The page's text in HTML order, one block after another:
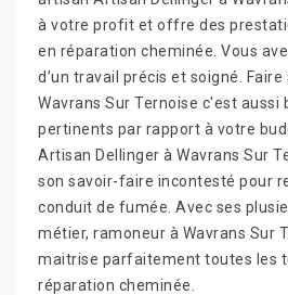
à votre profit et offre des
en réparation cheminée. Vous
d’un travail précis et soigné.
Wavrans Sur Ternoise c'est aussi
pertinents par rapport à votre
Artisan Dellinger à Wavrans Sur
son savoir-faire incontesté pour
conduit de fumée. Avec ses
métier, ramoneur à Wavrans Sur
maitrise parfaitement toutes les
réparation cheminée.